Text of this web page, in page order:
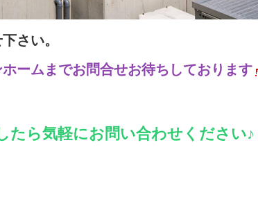
さい。
ームまでお問合せお待ちしております
たら気軽にお問い合わせください♪